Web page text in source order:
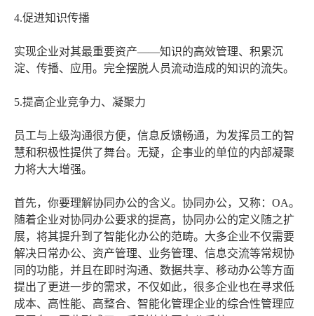
4.促进知识传播
实现企业对其最重要资产――知识的高效管理、积累沉
淀、传播、应用。完全摆脱人员流动造成的知识的流失。
5.提高企业竞争力、凝聚力
员工与上级沟通很方便，信息反馈畅通，为发挥员工的智
慧和积极性提供了舞台。无疑，企事业的单位的内部凝聚
力将大大增强。
首先，你要理解协同办公的含义。协同办公，又称：OA。
随着企业对协同办公要求的提高，协同办公的定义随之扩
展，将其提升到了智能化办公的范畴。大多企业不仅需要
解决日常办公、资产管理、业务管理、信息交流等常规协
同的功能，并且在即时沟通、数据共享、移动办公等方面
提出了更进一步的需求，不仅如此，很多企业也在寻求低
成本、高性能、高整合、智能化管理企业的综合性管理应